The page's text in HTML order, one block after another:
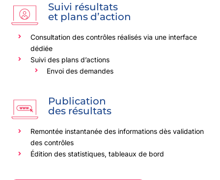
Suivi résultats
et plans d’action
Consultation des contrôles réalisés via une interface
dédiée
Suivi des plans d’actions
Envoi des demandes
Publication
des résultats
Remontée instantanée des informations dès validation
des contrôles
Édition des statistiques, tableaux de bord